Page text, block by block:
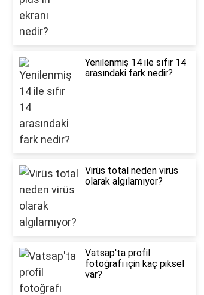
Yenilenmiş 14 ile sıfır 14
arasındaki fark nedir?
Virüs total neden virüs
olarak algılamıyor?
Vatsap'ta profil
fotoğrafı için kaç piksel
var?